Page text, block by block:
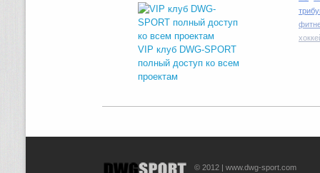
VIP клуб DWG-SPORT
полный доступ ко всем
проектам
© 2012 | www.dwg-sport.com